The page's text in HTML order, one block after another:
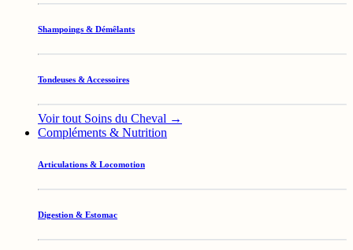
Shampoings & Démêlants
Tondeuses & Accessoires
Voir tout Soins du Cheval →
Compléments & Nutrition
Articulations & Locomotion
Digestion & Estomac